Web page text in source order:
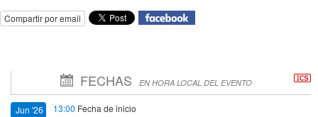
Compartir por email
FECHAS EN HORA LOCAL DEL EVENTO
Jun '26 13:00 Fecha de inicio